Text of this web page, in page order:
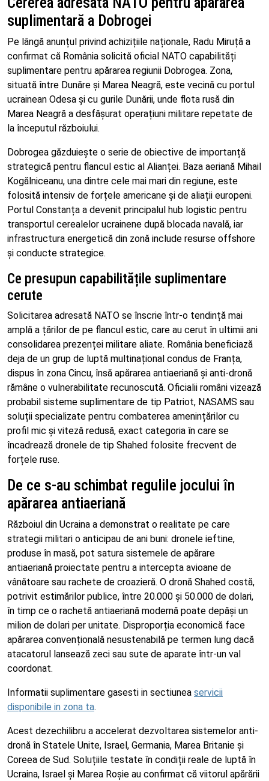
suplimentară a Dobrogei
Pe lângă anunțul privind achizițiile naționale, Radu Miruță a
confirmat că România solicită oficial NATO capabilități
suplimentare pentru apărarea regiunii Dobrogea. Zona,
situată între Dunăre și Marea Neagră, este vecină cu portul
ucrainean Odesa și cu gurile Dunării, unde flota rusă din
Marea Neagră a desfășurat operațiuni militare repetate de
la începutul războiului.
Dobrogea găzduiește o serie de obiective de importanță
strategică pentru flancul estic al Alianței. Baza aeriană Mihail
Kogălniceanu, una dintre cele mai mari din regiune, este
folosită intensiv de forțele americane și de aliații europeni.
Portul Constanța a devenit principalul hub logistic pentru
transportul cerealelor ucrainene după blocada navală, iar
infrastructura energetică din zonă include resurse offshore
și conducte strategice.
Ce presupun capabilitățile suplimentare
cerute
Solicitarea adresată NATO se înscrie într-o tendință mai
amplă a țărilor de pe flancul estic, care au cerut în ultimii ani
consolidarea prezenței militare aliate. România beneficiază
deja de un grup de luptă multinațional condus de Franța,
dispus în zona Cincu, însă apărarea antiaeriană și anti-dronă
rămâne o vulnerabilitate recunoscută. Oficialii români vizează
probabil sisteme suplimentare de tip Patriot, NASAMS sau
soluții specializate pentru combaterea amenințărilor cu
profil mic și viteză redusă, exact categoria în care se
încadrează dronele de tip Shahed folosite frecvent de
forțele ruse.
De ce s-au schimbat regulile jocului în
apărarea antiaeriană
Războiul din Ucraina a demonstrat o realitate pe care
strategii militari o anticipau de ani buni: dronele ieftine,
produse în masă, pot satura sistemele de apărare
antiaeriană proiectate pentru a intercepta avioane de
vânătoare sau rachete de croazieră. O dronă Shahed costă,
potrivit estimărilor publice, între 20.000 și 50.000 de dolari,
în timp ce o rachetă antiaeriană modernă poate depăși un
milion de dolari per unitate. Disproporția economică face
apărarea convențională nesustenabilă pe termen lung dacă
atacatorul lansează zeci sau sute de aparate într-un val
coordonat.
Informatii suplimentare gasesti in sectiunea servicii
disponibile in zona ta.
Acest dezechilibru a accelerat dezvoltarea sistemelor anti-
dronă în Statele Unite, Israel, Germania, Marea Britanie și
Coreea de Sud. Soluțiile testate în condiții reale de luptă în
Ucraina, Israel și Marea Roșie au confirmat că viitorul apărării